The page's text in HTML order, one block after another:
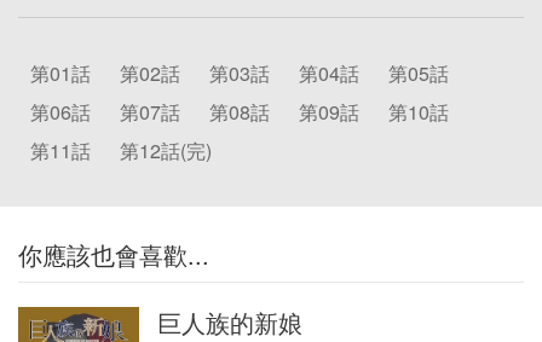
第01話 第02話 第03話 第04話
第05話
第06話
第07話 第08話 第09話
第10話
第11話
第12話(完)
你應該也會喜歡...
巨人族的新娘